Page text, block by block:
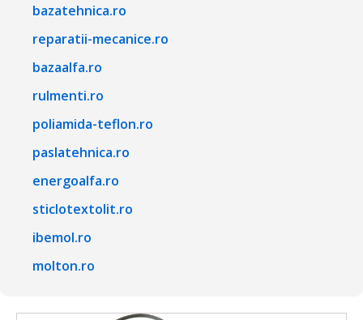
bazatehnica.ro
reparatii-mecanice.ro
bazaalfa.ro
rulmenti.ro
poliamida-teflon.ro
paslatehnica.ro
energoalfa.ro
sticlotextolit.ro
ibemol.ro
molton.ro